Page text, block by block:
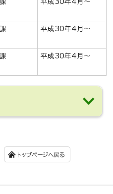
平成30年4月～
平成30年4月～
平成30年4月～
トップページへ戻る